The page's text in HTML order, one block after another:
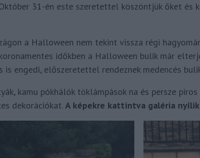
31-én este szeretettel köszöntjük őket és
a Halloween nem tekint vissza régi
időkben a Halloween bulik már
is engedi, előszeretettel rendeznek medencés
kamu pókhálók töklámpások na és persze
dekorációkat. A képekre kattintva galéria nyílik